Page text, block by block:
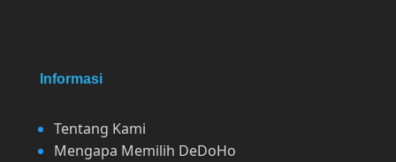
Informasi
Tentang Kami
Mengapa Memilih DeDoHo